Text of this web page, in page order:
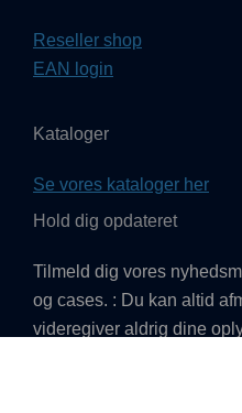
Reseller shop
EAN login
Kataloger
Se vores kataloger her
Hold dig opdateret
Tilmeld dig vores
og cases. : Du kan altid
videregiver aldrig dine